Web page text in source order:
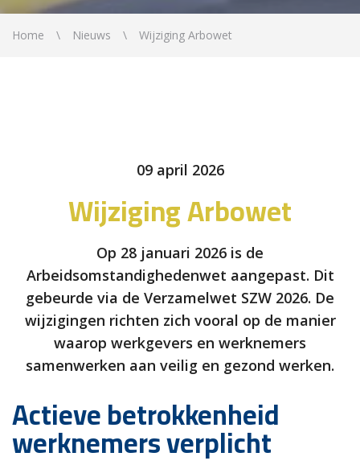
Home Nieuws Wijziging Arbowet
09 april 2026
Wijziging Arbowet
Op 28 januari 2026 is de
Arbeidsomstandighedenwet aangepast. Dit
gebeurde via de Verzamelwet SZW 2026. De
wijzigingen richten zich vooral op de manier
waarop werkgevers en werknemers
samenwerken aan veilig en gezond werken.
Actieve betrokkenheid
werknemers verplicht